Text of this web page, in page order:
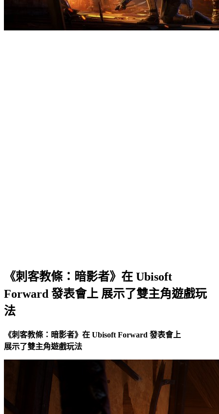
《刺客教條：暗影者》在 Ubisoft
Forward 發表會上 展示了雙主角遊戲玩
法
《刺客教條：暗影者》在 Ubisoft Forward 發表會上
展示了雙主角遊戲玩法